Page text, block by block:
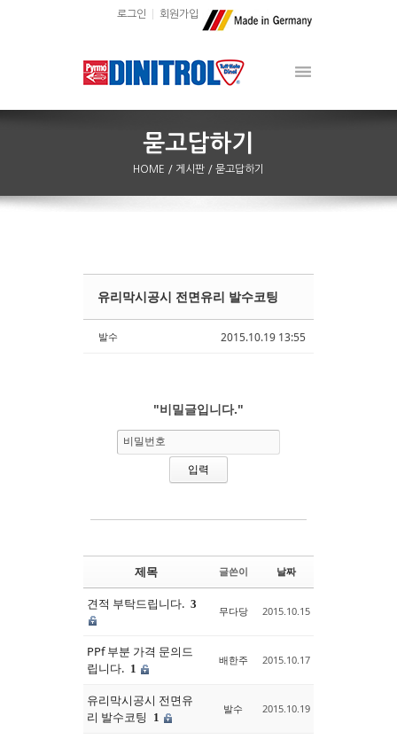
로그인 회원가입
HOME / 게시판 / 묻고답하기
2015.10.19 13:55
유리막시공시 전면유리 발수코팅
발수
"비밀글입니다."
비밀번호
제목 글쓴이 날짜
견적 부탁드립니다. 3
무다당 2015.10.15
PPf 부분 가격 문의드
립니다. 1
배한주 2015.10.17
유리막시공시 전면유
리 발수코팅
1
발수 2015.10.19
Sketchbook5, 스케치북5
Sketchbook5, 스케치북5
Sketchbook5, 스케치북5
Sketchbook5, 스케치북5